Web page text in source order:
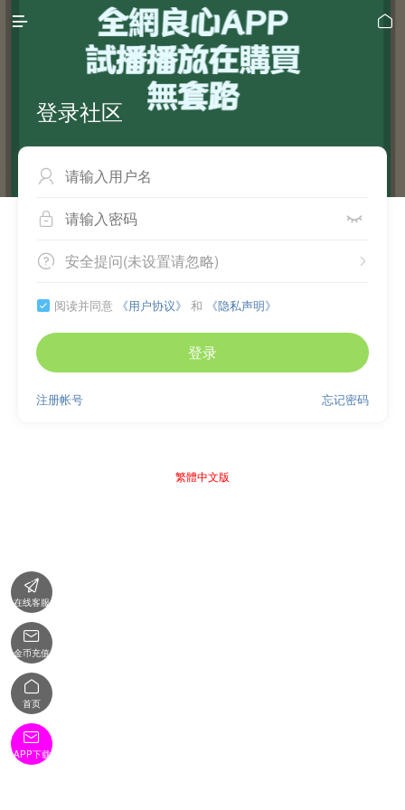
 
登录社区

 
 
安全提问(未设置请忽略)
 阅读并同意 《用户协议》 和 《隐私声明》
登录
忘记密码
注册帐号
繁體中文版

在线客服

金币充值

首页

APP下载